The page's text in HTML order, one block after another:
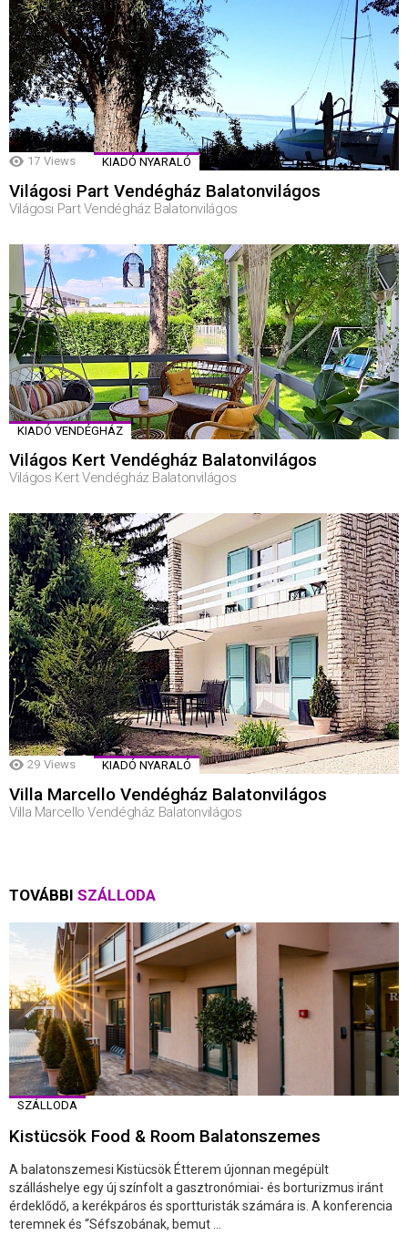
17 Views KIADÓ NYARALÓ
Világosi Part Vendégház Balatonvilágos
Világosi Part Vendégház Balatonvilágos
KIADÓ VENDÉGHÁZ
Világos Kert Vendégház Balatonvilágos
Világos Kert Vendégház Balatonvilágos
29 Views KIADÓ NYARALÓ
Villa Marcello Vendégház Balatonvilágos
Villa Marcello Vendégház Balatonvilágos
TOVÁBBI SZÁLLODA
SZÁLLODA
Kistücsök Food & Room Balatonszemes
A balatonszemesi Kistücsök Étterem újonnan megépült
szálláshelye egy új színfolt a gasztronómiai- és borturizmus iránt
érdeklődő, a kerékpáros és sportturisták számára is. A konferencia
teremnek és “Séfszobának, bemut ...